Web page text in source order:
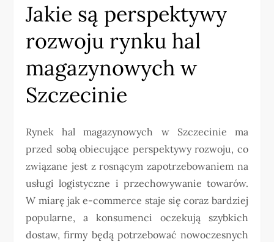
Jakie są perspektywy
rozwoju rynku hal
magazynowych w
Szczecinie
Rynek hal magazynowych w Szczecinie ma
przed sobą obiecujące perspektywy rozwoju, co
związane jest z rosnącym zapotrzebowaniem na
usługi logistyczne i przechowywanie towarów.
W miarę jak e-commerce staje się coraz bardziej
popularne, a konsumenci oczekują szybkich
dostaw, firmy będą potrzebować nowoczesnych